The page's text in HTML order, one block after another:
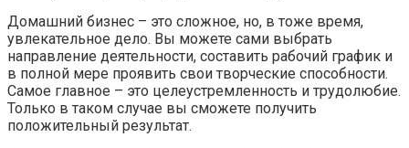
Домашний бизнес – это сложное, но, в тоже время,
увлекательное дело. Вы можете сами выбрать
направление деятельности, составить рабочий график и
в полной мере проявить свои творческие способности.
Самое главное – это целеустремленность и трудолюбие.
Только в таком случае вы сможете получить
положительный результат.